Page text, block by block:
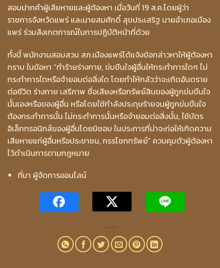
สอบปากคำผู้เสียหายและผู้ต้องหา เมื่อวันที่ 19 ส.ค.โดยผู้ว่า
ราชการจังหวัดแพร่ และนายสมศักดิ์ สุขประเสริฐ นายอำเภอเมือง
แพร่ ร่วมสังเกตการณ์ในการปฏิบัติหน้าที่ด้วย
ทั้งนี้ พนักงานสอบสวน สภ.เมืองแพร่ได้แจ้งข้อกล่าวหาให้ผู้ต้องหา
ทราบ ในข้อหา “ทำร้ายร่างกาย, ข่มขืนใจผู้อื่นให้กระทำการใดๆ ไม่
กระทำการใดหรือจำยอมต่อสิ่งใด โดยทำให้กลัวว่าจะเกิดอันตราย
ต่อชีวิต ร่างกาย เสรีภาพ ชื่อเสียงหรือทรัพย์สินของผู้ถูกข่มขืนใจ
นั้นเองหรือของผู้อื่น หรือโดยใช้กำลังประทุษร้ายจนผู้ถูกข่มขืนใจ
ต้องกระทำการนั้น ไม่กระทำการนั้นหรือจำยอมต่อสิ่งนั้น, ใช้บัตร
อิเล็กทรอนิกส์ของผู้อื่นโดยมิชอบ ในประการที่น่าจะก่อให้เกิดความ
เสียหายแก่ผู้อื่นหรือประชาชน, กรรโชกทรัพย์” ควบคุมตัวผู้ต้องหา
ไว้ดำเนินการตามกฎหมาย
ที่มา ผู้จัดการออนไลน์